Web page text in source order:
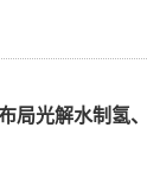
局光解水制氢